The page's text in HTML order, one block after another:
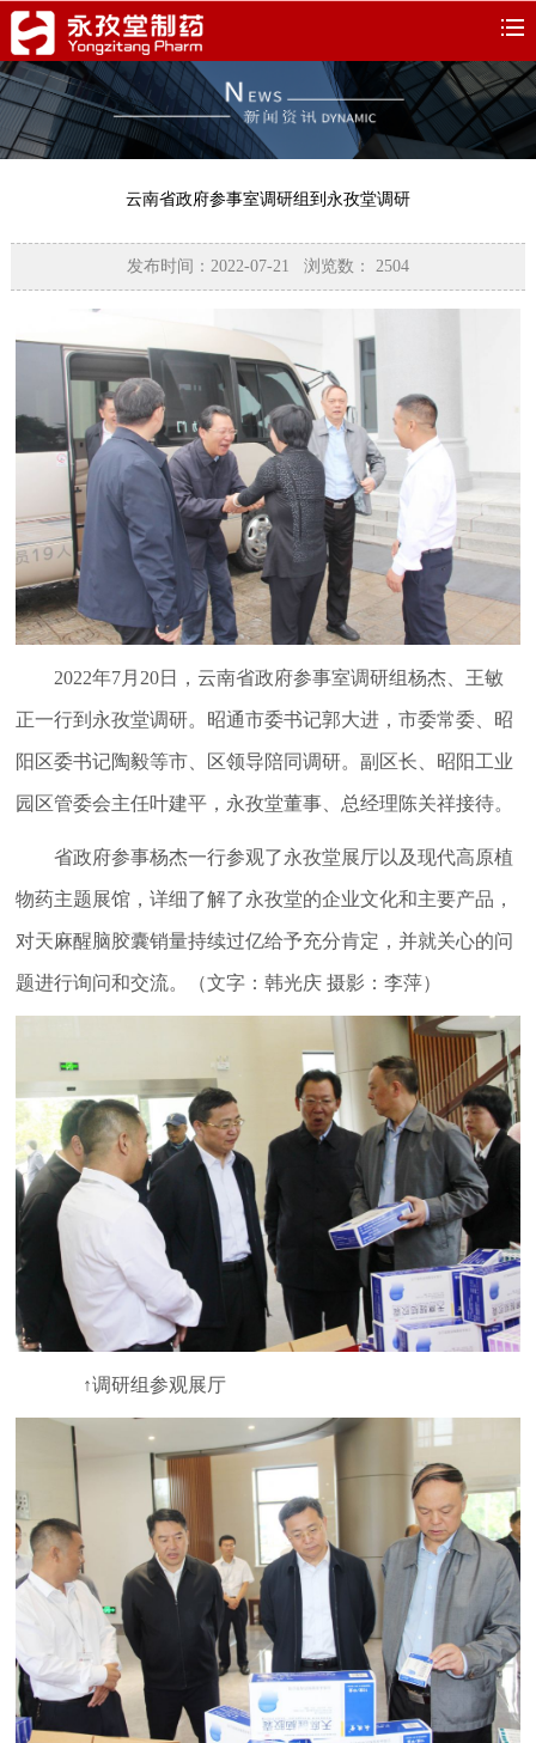
云南省政府参事室调研组到永孜堂调研
发布时间：2022-07-21 浏览数： 2504
2022年7月20日，云南省政府参事室调研组杨杰、王敏
正一行到永孜堂调研。昭通市委书记郭大进，市委常委、昭
阳区委书记陶毅等市、区领导陪同调研。副区长、昭阳工业
园区管委会主任叶建平，永孜堂董事、总经理陈关祥接待。
省政府参事杨杰一行参观了永孜堂展厅以及现代高原植
物药主题展馆，详细了解了永孜堂的企业文化和主要产品，
对天麻醒脑胶囊销量持续过亿给予充分肯定，并就关心的问
题进行询问和交流。（文字：韩光庆 摄影：李萍）
↑调研组参观展厅